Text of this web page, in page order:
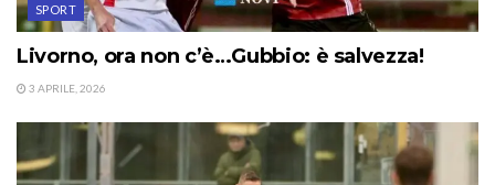
SPORT
Livorno, ora non c’è…Gubbio: è salvezza!
3 APRILE, 2026